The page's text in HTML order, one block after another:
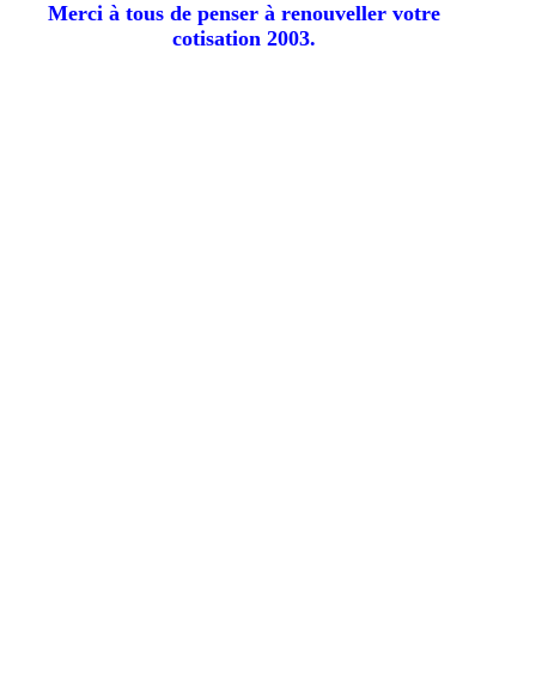
Merci à tous de penser à renouveller votre
cotisation 2003.